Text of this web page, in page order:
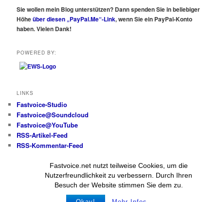
Fastvoice.net nutzt teilweise Cookies, um die
Nutzerfreundlichkeit zu verbessern. Durch Ihren
Besuch der Website stimmen Sie dem zu.
Sie wollen mein Blog unterstützen? Dann spenden Sie in beliebiger
Höheüber diesen „PayPal.Me“-Link, wenn Sie ein PayPal-Konto
haben. Vielen Dank!
POWERED BY:
LINKS
Fastvoice-Studio
Fastvoice@Soundcloud
Fastvoice@YouTube
RSS-Artikel-Feed
RSS-Kommentar-Feed
Alle Beiträge und Fotos
(wenn nicht anders angegeben):
© Wolfgang Messer